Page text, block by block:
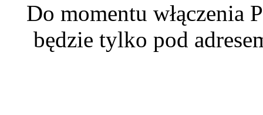
Do momentu włączenia
będzie tylko pod